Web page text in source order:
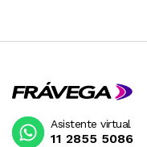
Asistente virtual
11 2855 5086